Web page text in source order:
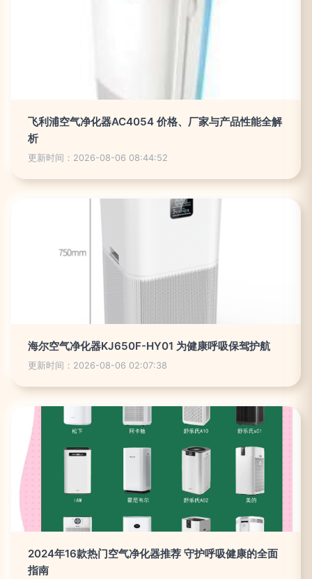
飞利浦空气净化器AC4054 价格、厂家与产品性能全解
析
更新时间：2026-08-06 08:44:52
海尔空气净化器KJ650F-HY01 为健康呼吸保驾护航
更新时间：2026-08-06 02:07:38
2024年16款热门空气净化器推荐 守护呼吸健康的全面
指南